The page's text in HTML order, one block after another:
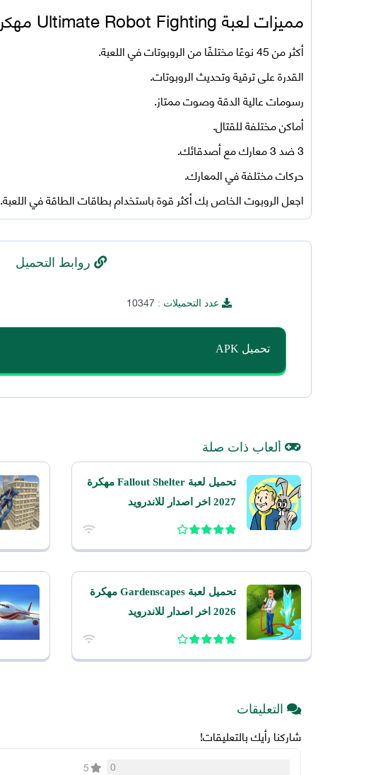
مميزات لعبةUltimate Robot Fighting مهكرة اخر اصدار للاندرويد
أكثر من 45 نوعًا مختلفًا من الروبوتات في اللعبة.
القدرة على ترقية وتحديث الروبوتات.
رسومات عالية الدقة وصوت ممتاز.
أماكن مختلفة للقتال.
3 ضد 3 معارك مع أصدقائك.
حركات مختلفة في المعارك.
اجعل الروبوت الخاص بك أكثر قوة باستخدام بطاقات الطاقة في اللعبة.
روابط التحميل
عدد التحميلات :10347
تحميل APK
ألعاب ذات صلة
تحميل لعبة Fallout Shelter مهكرة
2027 اخر اصدار للاندرويد
تحميل لعبة Gardenscapes مهكرة
2026 اخر اصدار للاندرويد
التعليقات
شاركنا رأيك بالتعليقات!
0
5